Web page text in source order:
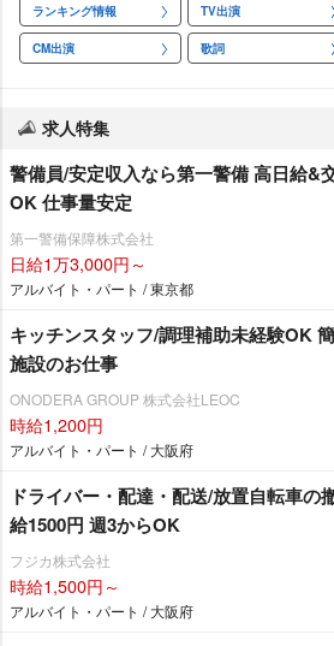
ランキング情報 TV出演
CM出演 歌詞
求人特集
警備員/安定収入なら第一警備 高日給&
OK 仕事量安定
第一警備保障株式会社
日給1万3,000円～
アルバイト・パート / 東京都
キッチンスタッフ/調理補助未経験OK
施設のお仕事
ONODERA GROUP 株式会社LEOC
時給1,200円
アルバイト・パート / 大阪府
ドライバー・配達・配送/放置自転車の
給1500円 週3からOK
フジカ株式会社
時給1,500円～
アルバイト・パート / 大阪府